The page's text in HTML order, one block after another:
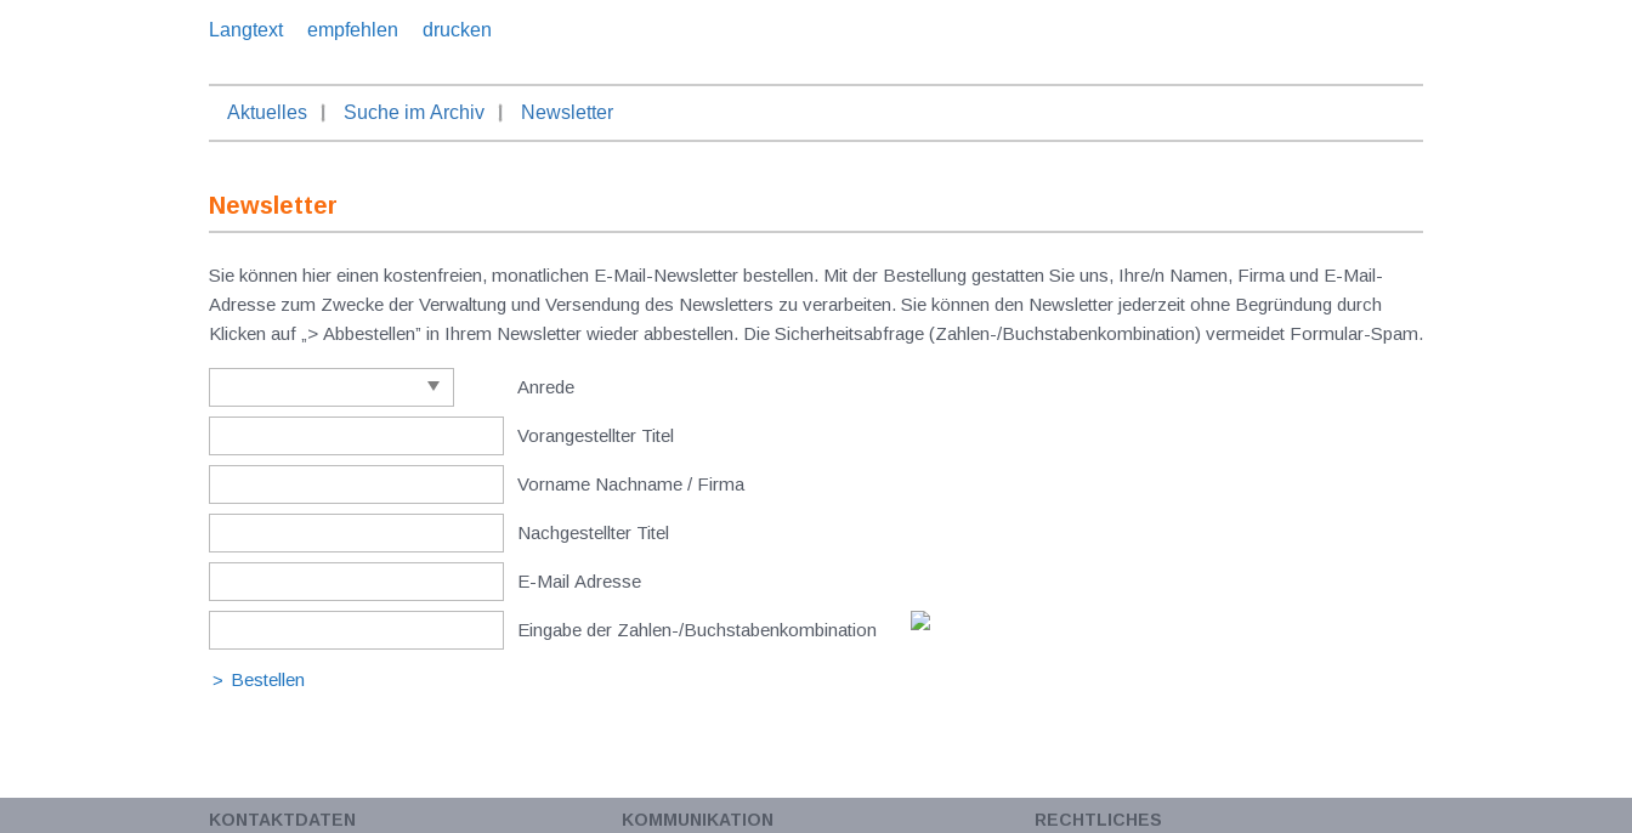
Langtext
empfehlen drucken
Aktuelles Suche im Archiv Newsletter
Newsletter
Sie können hier einen kostenfreien, monatlichen E-Mail-Newsletter bestellen. Mit der Bestellung gestatten Sie uns, Ihre/n Namen, Firma und E-Mail-
Adresse zum Zwecke der Verwaltung und Versendung des Newsletters zu verarbeiten. Sie können den Newsletter jederzeit ohne Begründung durch
Klicken auf „> Abbestellen” in Ihrem Newsletter wieder abbestellen. Die Sicherheitsabfrage (Zahlen-/Buchstabenkombination) vermeidet Formular-Spam.
Anrede
Vorangestellter Titel
Vorname Nachname / Firma
Nachgestellter Titel
E-Mail Adresse
Eingabe der Zahlen-/Buchstabenkombination
KONTAKTDATEN KOMMUNIKATION RECHTLICHES